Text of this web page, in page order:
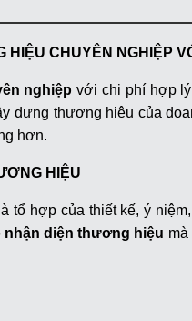
CHUYÊN NGHIỆP
nghiệp với chi phí hợp
dựng thương hiệu của
hơn.
HIỆU
hợp của thiết kế, ý
nhận diện thương hiệu mà